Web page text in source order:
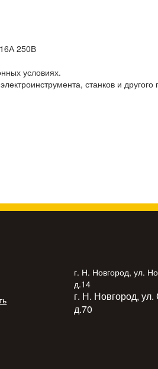
250В
условиях.
станков и
г. Н. Новгород, ул.
д.14
г. Н. Новгород, ул.
д.70